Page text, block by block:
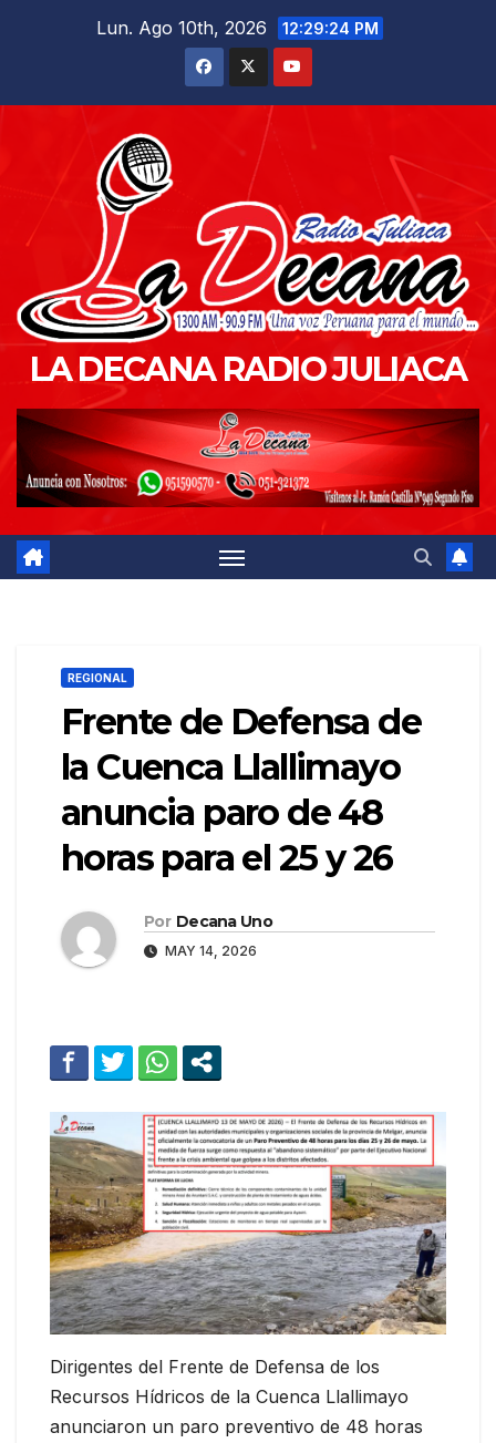
Lun. Ago 10th, 2026 12:29:25 PM
LA DECANA RADIO JULIACA
REGIONAL
Frente de Defensa de
la Cuenca Llallimayo
anuncia paro de 48
horas para el 25 y 26
Por Decana Uno
MAY 14, 2026
Dirigentes del Frente de Defensa de los
Recursos Hídricos de la Cuenca Llallimayo
anunciaron un paro preventivo de 48 horas